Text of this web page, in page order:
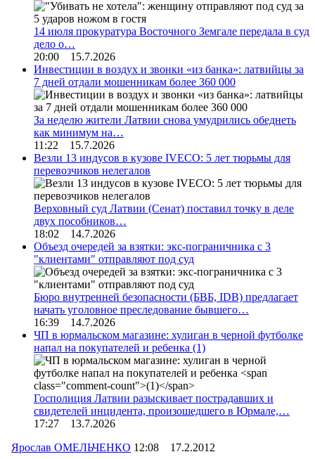
14 июля прокуратура Восточного Земгале передала в суд
дело о…
20:00 15.7.2026
Инвестиции в воздух и звонки «из банка»: латвийцы за
7 дней отдали мошенникам более 360 000
За неделю жители Латвии снова умудрились обеднеть
как минимум на…
11:22 15.7.2026
Везли 13 индусов в кузове IVECO: 5 лет тюрьмы для
перевозчиков нелегалов
Верховный суд Латвии (Сенат) поставил точку в деле
двух пособников…
18:02 14.7.2026
Объезд очередей за взятки: экс-пограничника с 3
"клиентами" отправляют под суд
Бюро внутренней безопасности (БВБ, IDB) предлагает
начать уголовное преследование бывшего…
16:39 14.7.2026
ЧП в юрмальском магазине: хулиган в черной футболке
напал на покупателей и ребенка (1)
Госполиция Латвии разыскивает пострадавших и
свидетелей инцидента, произошедшего в Юрмале,…
17:27 13.7.2026
Ярослав ОМЕЛЬЧЕНКО 12:08 17.2.2012